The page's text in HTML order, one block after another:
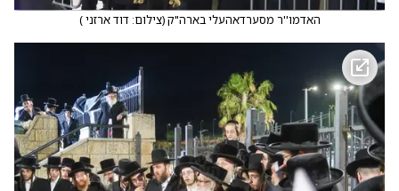
האדמו''ר מסערדאהעלי בארה"ק(צילום: דוד ארזני)